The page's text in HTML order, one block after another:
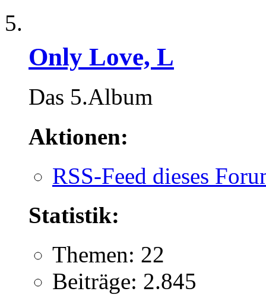
Only Love, L
Das 5.Album
Aktionen:
RSS-Feed dieses
Statistik:
Themen: 22
Beiträge: 2.845